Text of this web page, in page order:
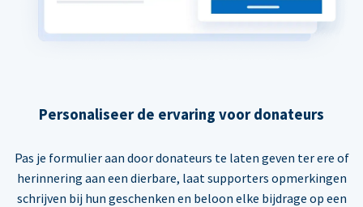
Personaliseer de ervaring voor donateurs
Pas je formulier aan door donateurs te laten geven ter ere of
herinnering aan een dierbare, laat supporters opmerkingen
schrijven bij hun geschenken en beloon elke bijdrage op een